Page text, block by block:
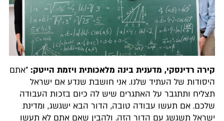
קירה רדינסקי, מדענית בינה מלאכותית ויזמת הייטק: "אתם
היסודות של העתיד שלנו. אני חושבת שנדע אם ישראל
תצליח ותתגבר על האתגרים שיש לה כיום בזכות העבודה
שלכם. אם תעשו עבודה טובה, הדור הבא ישגשג, ומדינת
ישראל תשגשג עם הדור הזה. ולהבין שאם אתם לא תעשו